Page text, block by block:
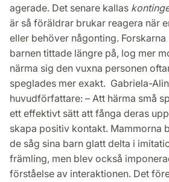
agerade. Det senare kallas
är så föräldrar brukar reagera när
eller behöver någonting.
barnen tittade längre på, log mer
närma sig den vuxna personen
speglades mer exakt. Gabriela-
huvudförfattare: – Att härma små
ett effektivt sätt att fånga deras
skapa positiv kontakt. Mammorna
de såg sina barn glatt delta i
främling, men blev också
förståelse av interaktionen. Det